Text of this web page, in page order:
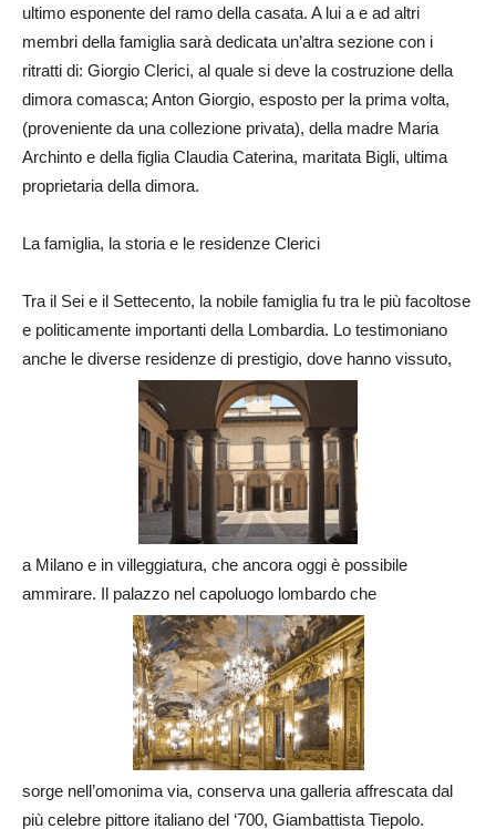
ultimo esponente del ramo della casata. A lui a e ad altri
membri della famiglia sarà dedicata un’altra sezione con i
ritratti di: Giorgio Clerici, al quale si deve la costruzione della
dimora comasca; Anton Giorgio, esposto per la prima volta,
(proveniente da una collezione privata), della madre Maria
Archinto e della figlia Claudia Caterina, maritata Bigli, ultima
proprietaria della dimora.
La famiglia, la storia e le residenze Clerici
Tra il Sei e il Settecento, la nobile famiglia fu tra le più facoltose
e politicamente importanti della Lombardia. Lo testimoniano
anche le diverse residenze di prestigio, dove hanno vissuto,
a Milano e in villeggiatura, che ancora oggi è possibile
ammirare. Il palazzo nel capoluogo lombardo che
sorge nell’omonima via, conserva una galleria affrescata dal
più celebre pittore italiano del ‘700, Giambattista Tiepolo.